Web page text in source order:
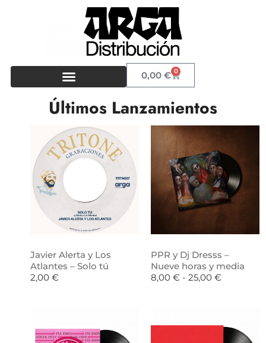
0,00€ 0
Últimos Lanzamientos
Javier Alerta y Los
Atlantes – Solo tú
2,00 €
PPR y Dj Dresss –
Nueve horas y media
8,00 € - 25,00 €